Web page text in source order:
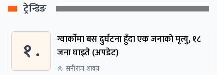
ट्रेन्डिङ
१ .
ग्वार्काेमा बस दुर्घटना हुँदा एक जनाकाे मृत्यु, १८
जना घाइते (अपडेट)
सनीराज शाक्य